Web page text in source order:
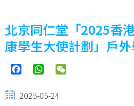
北京同仁堂「2025香
康學生大使計劃」戶
FacebookWhatsApp
2025-05-24